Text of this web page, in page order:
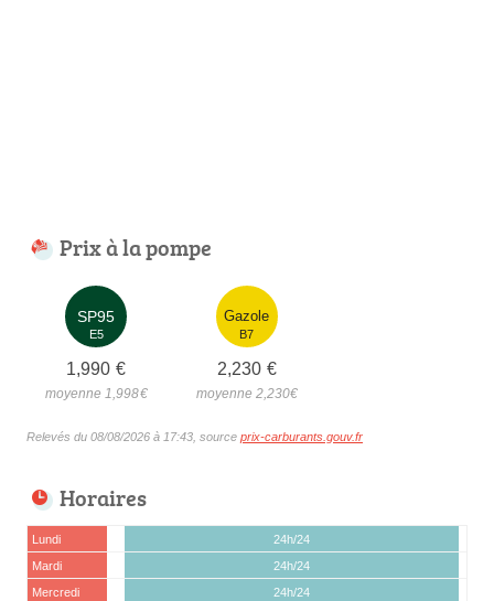
Prix à la pompe
SP95
E5
1,990 €
moyenne 1,998€
Gazole
B7
2,230 €
moyenne 2,230€
Relevés du 08/08/2026 à 17:43, source prix-carburants.gouv.fr
Horaires
Lundi
24h/24
Mardi
24h/24
Mercredi
24h/24